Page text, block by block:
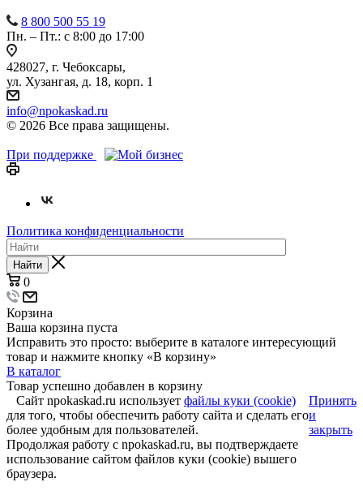
8 800 500 55 19
Пн. – Пт.: с 8:00 до 17:00
428027, г. Чебоксары,
ул. Хузангая, д. 18, корп. 1
info@npokaskad.ru
© 2026 Все права защищены.
При поддержке
Политика конфиденциальности
Найти
0
Корзина
Ваша корзина пуста
Исправить это просто: выберите в каталоге интересующий
товар и нажмите кнопку «В корзину»
В каталог
Товар успешно добавлен в корзину
Сайт npokaskad.ru использует файлы куки (cookie)
для того, чтобы обеспечить работу сайта и сделать его
более удобным для пользователей.
Продолжая работу с npokaskad.ru, вы подтверждаете
использование сайтом файлов куки (cookie) вышего
браузера.
Принять
и
закрыть